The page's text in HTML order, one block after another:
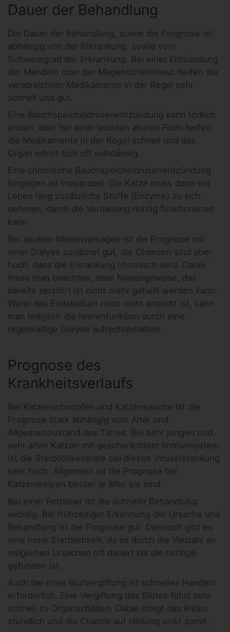
Dauer der Behandlung
Die Dauer der Behandlung, sowie die Prognose ist
abhängig von der Erkrankung sowie vom
Schweregrad der Erkrankung. Bei einer Entzündung
der Mandeln oder der Magenschleimhaut helfen die
verabreichten Medikamente in der Regel sehr
schnell und gut.
Eine Bauchspeicheldrüsenentzündung kann tödlich
enden, aber bei einer leichten akuten Form helfen
die Medikamente in der Regel schnell und das
Organ erholt sich oft vollständig.
Eine chronische Bauchspeicheldrüsenentzündung
hingegen ist irreparabel. Die Katze muss dann ein
Leben lang zusätzliche Stoffe (Enzyme) zu sich
nehmen, damit die Verdauung richtig funktionieren
kann.
Bei akutem Nierenversagen ist die Prognose mit
einer Dialyse zunächst gut, die Chancen sind aber
hoch, dass die Erkrankung chronisch wird. Dabei
muss man beachten, dass Nierengewebe, das
bereits zerstört ist nicht mehr geheilt werden kann.
Wenn das Endstadium noch nicht erreicht ist, kann
man lediglich die Nierenfunktion durch eine
regelmäßige Dialyse aufrechterhalten.
Prognose des
Krankheitsverlaufs
Bei Katzenschnupfen und Katzenseuche ist die
Prognose stark abhängig vom Alter und
Allgemeinzustand des Tieres. Bei sehr jungen und
sehr alten Katzen mit geschwächtem Immunsystem
ist die Sterblichkeitsrate bei diesen Viruserkrankung
sehr hoch. Allgemein ist die Prognose bei
Katzenwelpen besser je älter sie sind.
Bei einer Fettleber ist die schnelle Behandlung
wichtig. Bei frühzeitiger Erkennung der Ursache und
Behandlung ist die Prognose gut. Dennoch gibt es
eine hohe Sterblichkeit, da es durch die Vielzahl an
möglichen Ursachen oft dauert bis die richtige
gefunden ist.
Auch bei einer Blutvergiftung ist schnelles Handeln
erforderlich. Eine Vergiftung des Blutes führt sehr
schnell zu Organschäden. Dabei steigt das Risiko
stündlich und die Chance auf Heilung sinkt somit.